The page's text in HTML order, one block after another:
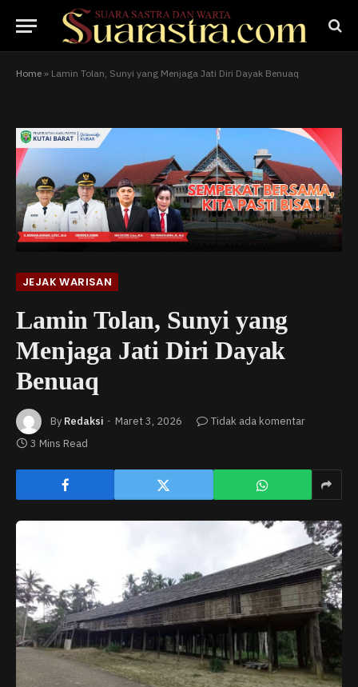
Home » Lamin Tolan, Sunyi yang Menjaga Jati Diri Dayak Benuaq
JEJAK WARISAN
Lamin Tolan, Sunyi yang
Menjaga Jati Diri Dayak
Benuaq
By Redaksi Maret 3, 2026
Tidak ada komentar
3 Mins Read